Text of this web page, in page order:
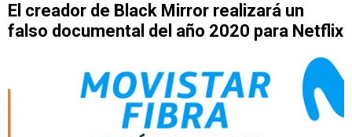
El creador de Black Mirror realizará un
falso documental del año 2020 para Netflix